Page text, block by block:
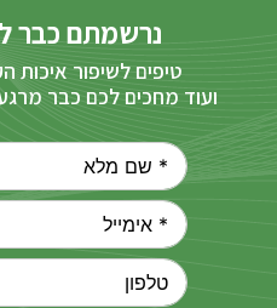
נרשמתם כבר
טיפים לשיפור איכות
ועוד מחכים לכם כבר